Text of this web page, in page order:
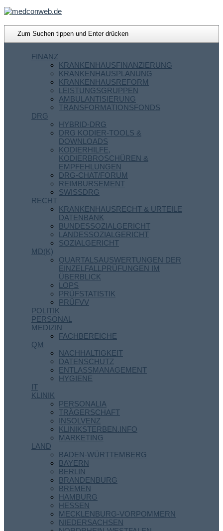
FINANZ
KRANKENHAUSFINANZIERUNG
KRANKENHAUSPLANUNG
KRANKENHAUSREFORM
LEISTUNGSGRUPPEN
AMBULANTISIERUNG
TRANSFORMATIONSFONDS
DRG
HYBRID-DRG
DRG KODIER-TOOLS &
DOWNLOADS
KODIERHILFE,
KODIERBROSCHÜREN &
EMPFEHLUNGEN
DRG-CHAT/FORUM
REIMBURSEMENT
SWISSDRG
RECHT
KRANKENHAUSRECHT & URTEILE
DATENBANK
BUNDESSOZIALGERICHT
LANDESSOZIALGERICHT
SOZIALGERICHT
MD(K)
QUARTALSAUSWERTUNGEN DER
EINZELFALLPRÜFUNGEN IM
ÜBERBLICK
LOPS
PRÜFSTATISTIK
PRÜFVV
POLITIK
PERSONAL
MEDIZIN
FACHBEREICHE
QM
NACHHALTIGKEIT
DATENSCHUTZ
ENTLASSMANAGEMENT
HYGIENE
IT
KLINIK
PERSONALIA
TRÄGERSCHAFT
INSOLVENZ
KLINIKSTERBEN.INFO
MARKETING
LAND
BADEN-WÜRTTEMBERG
BAYERN
BERLIN
BRANDENBURG
BREMEN
HAMBURG
HESSEN
MECKLENBURG-VORPOMMERN
NIEDERSACHSEN